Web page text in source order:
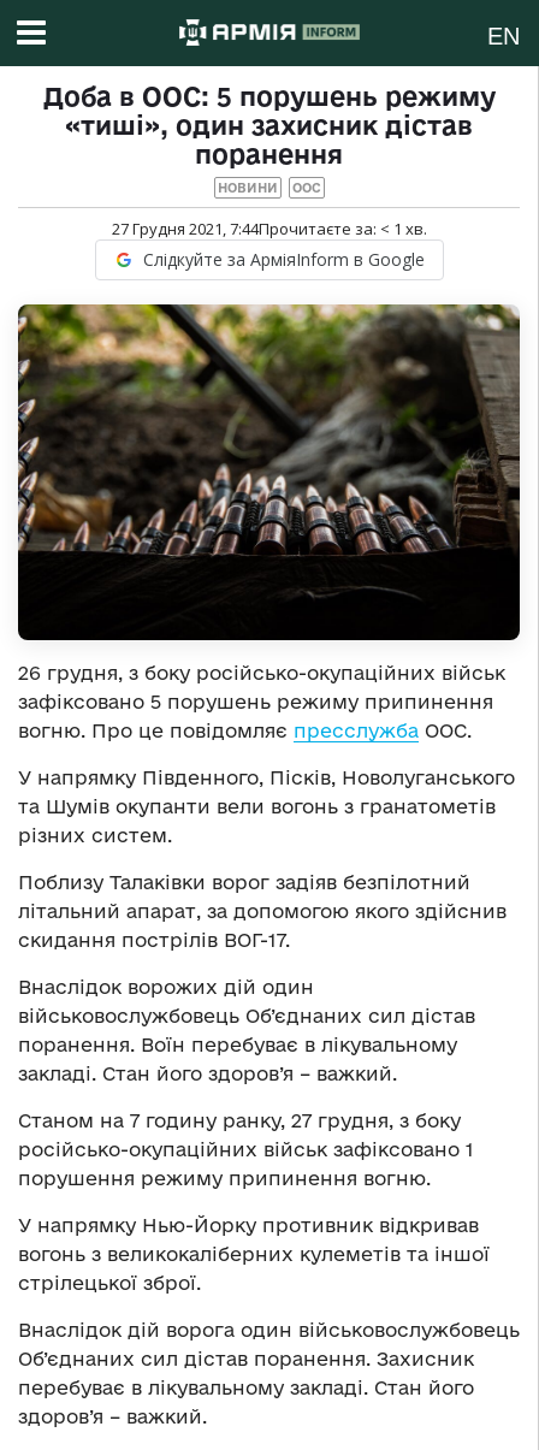
EN
Доба в ООС: 5 порушень режиму
«тиші», один захисник дістав
поранення
НОВИНИ ООС
27 Грудня 2021, 7:44Прочитаєте за: < 1 хв.
Слідкуйте за АрміяInform в Google
26 грудня, з боку російсько-окупаційних військ
зафіксовано 5 порушень режиму припинення
вогню. Про це повідомляє пресслужба ООС.
У напрямку Південного, Пісків, Новолуганського
та Шумів окупанти вели вогонь з гранатометів
різних систем.
Поблизу Талаківки ворог задіяв безпілотний
літальний апарат, за допомогою якого здійснив
скидання пострілів ВОГ-17.
Внаслідок ворожих дій один
військовослужбовець Об’єднаних сил дістав
поранення. Воїн перебуває в лікувальному
закладі. Стан його здоров’я – важкий.
Станом на 7 годину ранку, 27 грудня, з боку
російсько-окупаційних військ зафіксовано 1
порушення режиму припинення вогню.
У напрямку Нью-Йорку противник відкривав
вогонь з великокаліберних кулеметів та іншої
стрілецької зброї.
Внаслідок дій ворога один військовослужбовець
Об’єднаних сил дістав поранення. Захисник
перебуває в лікувальному закладі. Стан його
здоров’я – важкий.